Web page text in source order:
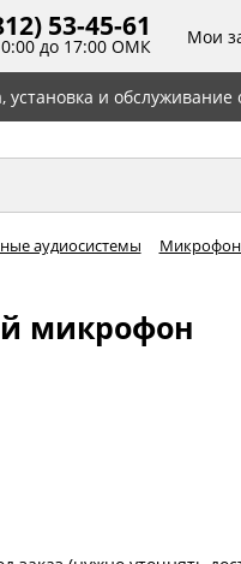
53-45-61
до 17:00 ОМК Мои
установка и
аудиосистемы
микрофон